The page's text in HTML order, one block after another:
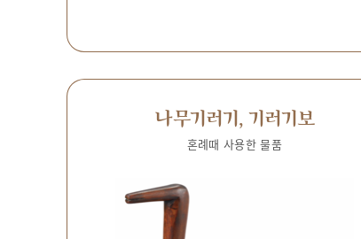
나무기러기, 기러기보
혼례때 사용한 물품